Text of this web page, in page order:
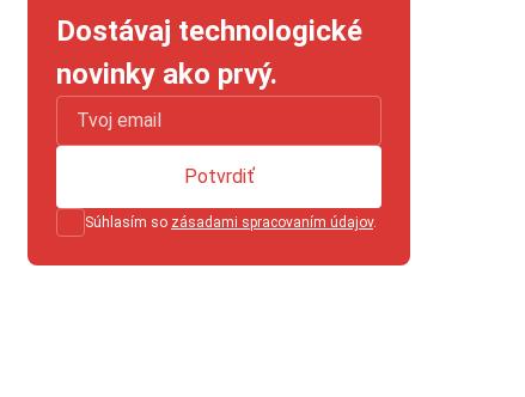
Dostávaj technologické
novinky ako prvý.
Súhlasím so zásadami spracovaním údajov.
Potvrdiť